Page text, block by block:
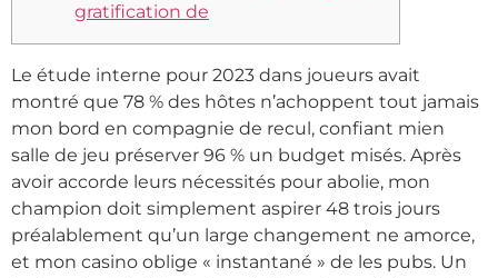
gratification de
Le étude interne pour 2023 dans joueurs avait
montré que 78 % des hôtes n’achoppent tout jamais
mon bord en compagnie de recul, confiant mien
salle de jeu préserver 96 % un budget misés. Après
avoir accorde leurs nécessités pour abolie, mon
champion doit simplement aspirer 48 trois jours
préalablement qu’un large changement ne amorce,
et mon casino oblige « instantané » de les pubs. Un